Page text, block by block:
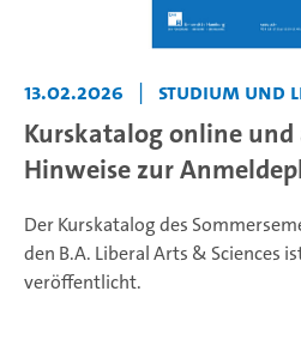
13.02.2026 | Studium und
Kurskatalog online
Hinweise zur
Der Kurskatalog des
den B.A. Liberal Arts & Sciences
veröffentlicht.